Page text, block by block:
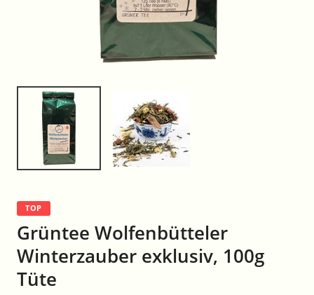
TOP
Grüntee Wolfenbütteler
Winterzauber exklusiv, 100g
Tüte